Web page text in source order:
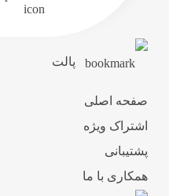
پالت
صفحه اصلی
اشتراک ویژه
پشتیبانی
همکاری با ما